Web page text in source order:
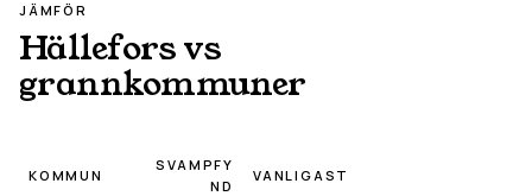
JÄMFÖR
Hälleforsvs
grannkommuner
KOMMUN
SVAMPFY
ND
VANLIGAST